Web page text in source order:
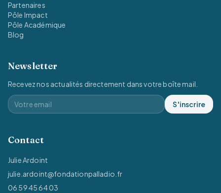
Partenaires
Pôle Impact
Pôle Académique
Blog
Newsletter
Recevez nos actualités directement dans votre boîte mail.
S'inscrire
Contact
Julie Ardoint
julie.ardoint@fondationpalladio.fr
06 59 45 64 03